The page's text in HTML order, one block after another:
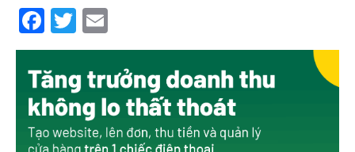
F
a
c
e
b
T
w
itt
er
m
ail